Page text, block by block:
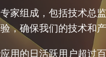
家组成，包括技术总
，确保我们的技术和
用的日活跃用户超过